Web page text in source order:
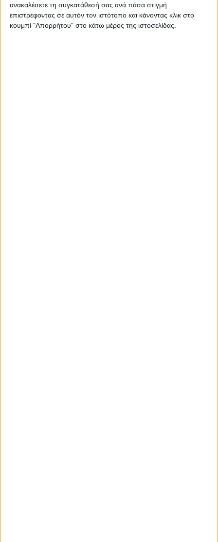
ανακαλέσετε τη συγκατάθεσή σας ανά πάσα στιγμή
επιστρέφοντας σε αυτόν τον ιστότοπο και κάνοντας κλικ στο
κουμπί "Απορρήτου" στο κάτω μέρος της ιστοσελίδας.
με έναν μόλις πόντο και συγκεκριμένα με
50-51…
Τελικά η τέταρτη περίοδος ήταν και η…